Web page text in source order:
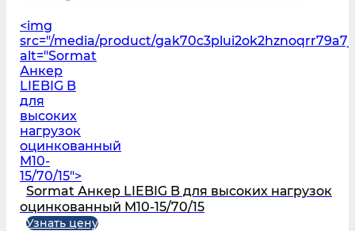
<img
src="/media/product/
alt="Sormat
Анкер
LIEBIG B
для
высоких
нагрузок
оцинкованный
M10-
15/70/15">
Sormat Анкер LIEBIG B для высоких нагрузок
оцинкованный M10-15/70/15
Узнать цену